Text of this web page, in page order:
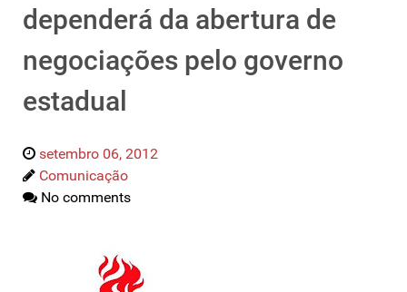
dependerá da abertura de
negociações pelo governo
estadual
setembro 06, 2012
Comunicação
No comments